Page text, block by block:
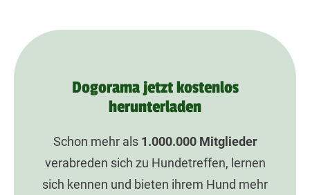
Dogorama jetzt kostenlos
herunterladen
Schon mehr als 1.000.000Mitglieder
verabreden sich zu Hundetreffen, lernen
sich kennen und bieten ihrem Hund mehr